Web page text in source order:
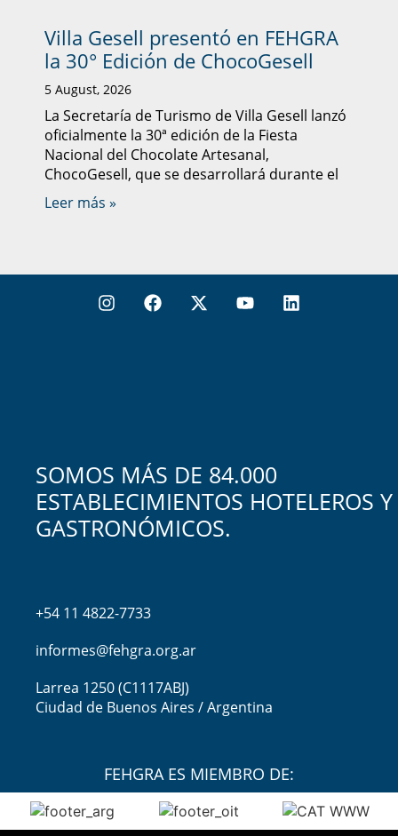
Villa Gesell presentó en FEHGRA
la 30° Edición de ChocoGesell
5 August, 2026
La Secretaría de Turismo de Villa Gesell lanzó
oficialmente la 30ª edición de la Fiesta
Nacional del Chocolate Artesanal,
ChocoGesell, que se desarrollará durante el
Leer más »
SOMOS MÁS DE 84.000
ESTABLECIMIENTOS HOTELEROS Y
GASTRONÓMICOS.
+54 11 4822-7733
informes@fehgra.org.ar
Larrea 1250 (C1117ABJ)
Ciudad de Buenos Aires / Argentina
FEHGRA ES MIEMBRO DE: